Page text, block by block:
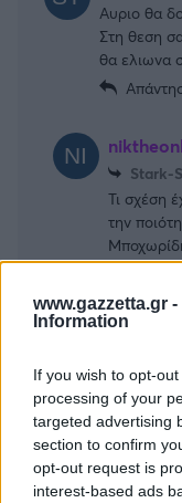
www.gazzetta.gr -
Information
If you wish to opt-
processing of your
targeted advertising
section to confirm
opt-out request is
interest-based ads
Αυριο θα
Στη θεση
θα ελιωνα
Stark-
Τι σχέση
την
ο
Billy the
Δε
πρέπει να